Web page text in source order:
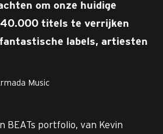
om onze huidige
40.000 titels te verrijken
labels, artiesten
Music
BEATs portfolio, van Kevin